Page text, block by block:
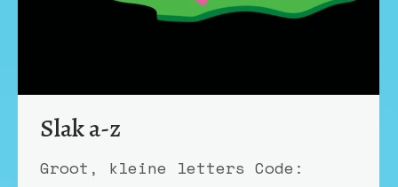
Slak a-z
Groot, kleine letters Code: